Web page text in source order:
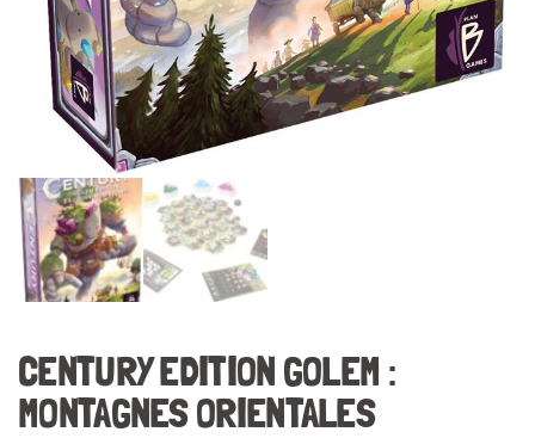
CENTURY EDITION GOLEM :
MONTAGNES ORIENTALES